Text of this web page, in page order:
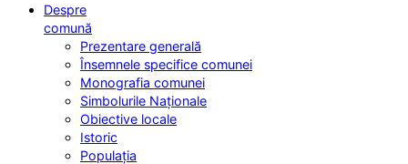
Despre
comună
Prezentare generală
Însemnele specifice comunei
Monografia comunei
Simbolurile Naționale
Obiective locale
Istoric
Populația